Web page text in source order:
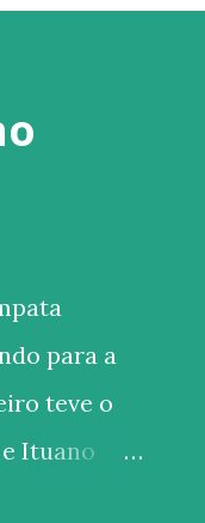
para a
teve o
Ituano